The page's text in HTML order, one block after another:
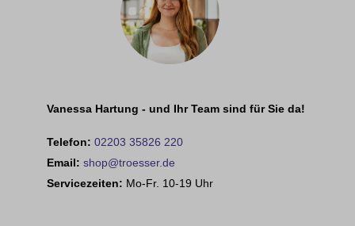
Vanessa Hartung - und Ihr Team sind für Sie da!
Telefon: 02203 35826 220
Email: shop@troesser.de
Servicezeiten: Mo-Fr. 10-19 Uhr